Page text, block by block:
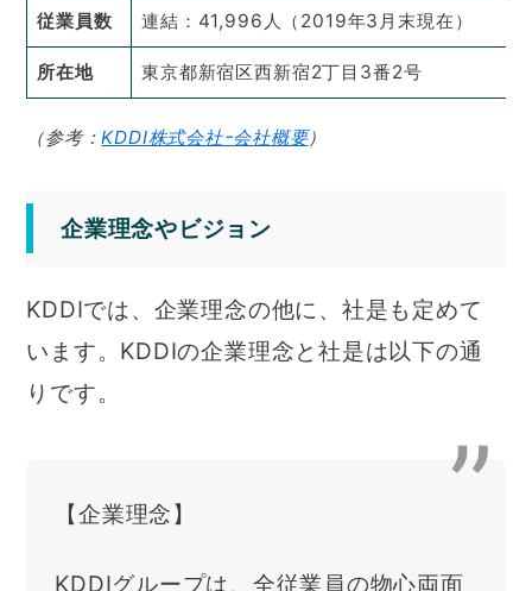
従業員数 連結：41,996人（2019年3月末現在）
所在地 東京都新宿区西新宿2丁目3番2号
（参考：KDDI株式会社ｰ会社概要）
企業理念やビジョン
KDDIでは、企業理念の他に、社是も定めて
います。KDDIの企業理念と社是は以下の通
りです。
【企業理念】
KDDIグループは、全従業員の物心両面